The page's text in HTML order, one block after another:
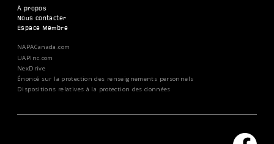
À propos
Nous contacter
Espace Membre
NAPACanada.com
UAPInc.com
NexDrive
Énoncé sur la protection des renseignements personnels
Dispositions relatives à la protection des données